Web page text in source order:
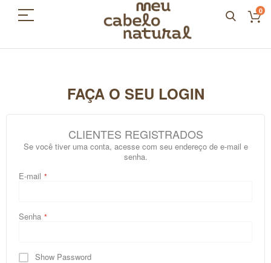
0
FAÇA O SEU LOGIN
CLIENTES REGISTRADOS
Se você tiver uma conta, acesse com seu endereço de e-mail e
senha.
E-mail
Senha
Show Password